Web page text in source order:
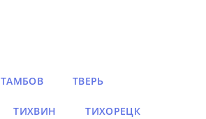
ТАМБОВ ТВЕРЬ
ТИХВИН ТИХОРЕЦК